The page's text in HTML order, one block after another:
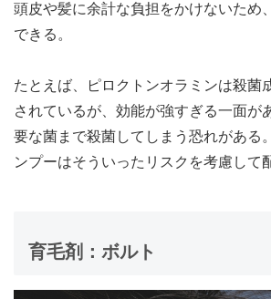
頭皮や髪に余計な負担をかけないため
できる。
たとえば、ピロクトンオラミンは殺菌
されているが、効能が強すぎる一面が
要な菌まで殺菌してしまう恐れがある
ンプーはそういったリスクを考慮して
育毛剤：ボルト